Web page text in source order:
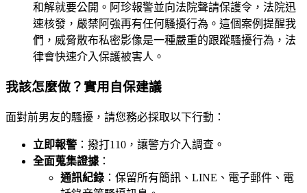
和解就要公開。阿珍報警並向法院聲請保護令，法院迅
速核發，嚴禁阿強再有任何騷擾行為。這個案例提醒我
們，威脅散布私密影像是一種嚴重的跟蹤騷擾行為，法
律會快速介入保護被害人。
我該怎麼做？實用自保建議
面對前男友的騷擾，請您務必採取以下行動：
立即報警 ：撥打110，讓警方介入調查。
全面蒐集證據 ：
通訊紀錄 ：保留所有簡訊、LINE、電子郵件、電